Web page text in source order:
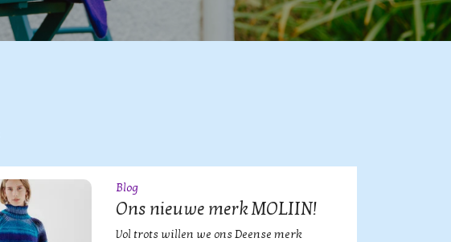
Blog
Ons nieuwe merk MOLIIN!
Vol trots willen we ons Deense merk